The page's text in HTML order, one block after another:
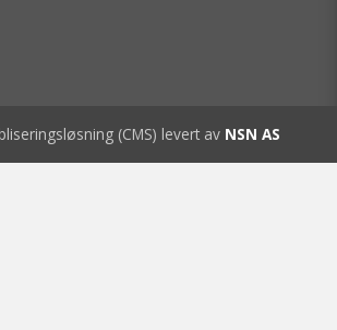
(CMS) levert av NSN AS